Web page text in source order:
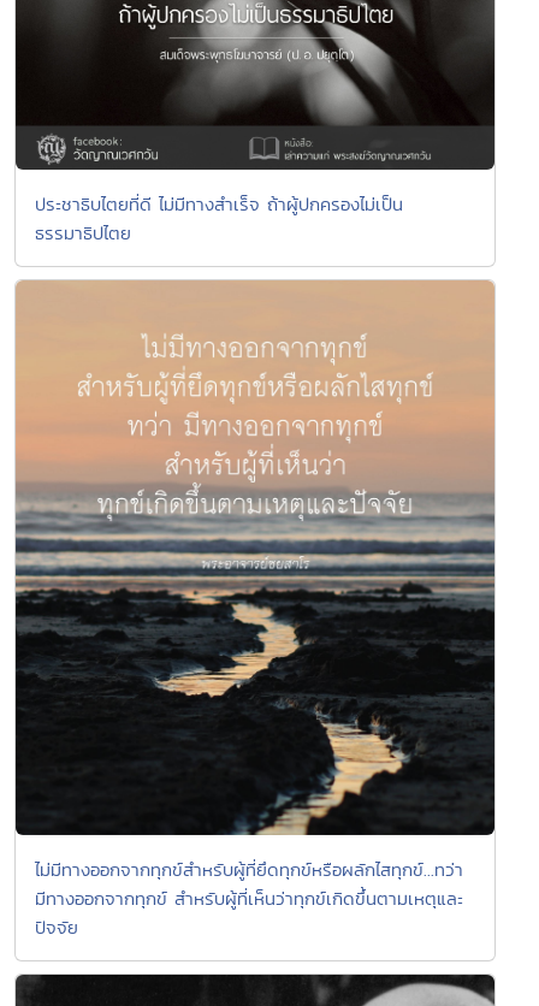
ประชาธิบไตยที่ดี ไม่มีทางสำเร็จ ถ้าผู้ปกครองไม่เป็น
ธรรมาธิปไตย
ไม่มีทางออกจากทุกข์สำหรับผู้ที่ยึดทุกข์หรือผลักไสทุกข์...ทว่า
มีทางออกจากทุกข์ สำหรับผู้ที่เห็นว่าทุกข์เกิดขึ้นตามเหตุและ
ปัจจัย